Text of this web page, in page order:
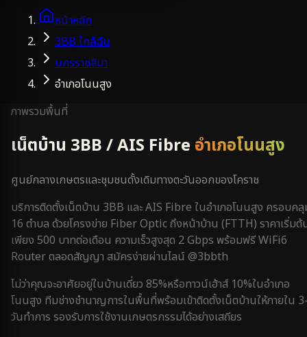
หน้าหลัก
3BB ใกล้ฉัน
นครราชสีมา
อำเภอโนนสูง
ภาพรวมพื้นที่
เน็ตบ้าน 3BB / AIS Fibre อำเภอโนนสูง
ศูนย์กลางเกษตรและชุมชนดั้งเดิมทางตะวันออกของโคราช
บริการติดตั้งเน็ตบ้าน 3BB และ AIS Fibre ในอำเภอโนนสูง ครอบค
16 ตำบล ด้วยโครงข่าย Fiber Optic ถึงหน้าบ้าน (FTTH) ราคาเริ่มต้
เพียง 500 บาทต่อเดือน ความเร็วสูงสุด 2 Gbps พร้อมฟรี WiFi6
Router ตลอดสัญญา สมัครง่ายผ่านไลน์ @3bbth
ไม่ว่าคุณจะอาศัยอยู่ในบ้านเดี่ยว 85%หรือทาวน์เฮ้าส์ 10%ในอำเภอ
โนนสูง ทีมช่างชำนาญการในพื้นที่พร้อมเข้าติดตั้งเน็ตบ้านให้ภายใน
วันทำการ รองรับการใช้งานเกษตรกรรมได้อย่างเสถียร